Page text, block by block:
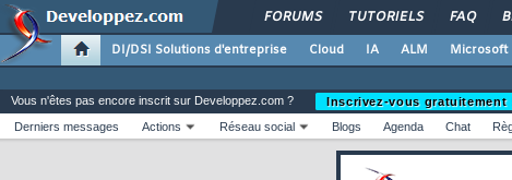
FORUMS TUTORIELS FAQ
DI/DSI Solutions d'entreprise Cloud IA ALM Microsoft
Vous n'êtes pas encore inscrit sur Developpez.com ?
Inscrivez-vous gratuitement
Derniers messages
Actions Réseau social Blogs Agenda Chat